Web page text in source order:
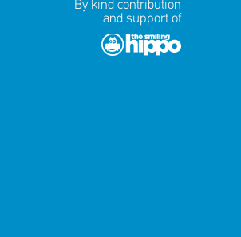
By kind contribution
and support of